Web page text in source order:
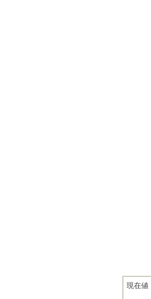
現在値